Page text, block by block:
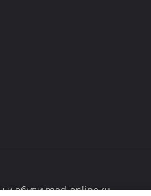
и обуви med-online.ru